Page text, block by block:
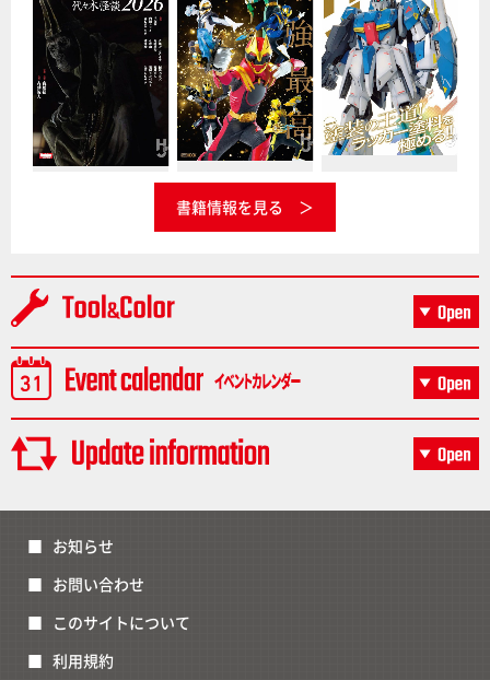
書籍情報を見る
お知らせ
お問い合わせ
このサイトについて
利用規約